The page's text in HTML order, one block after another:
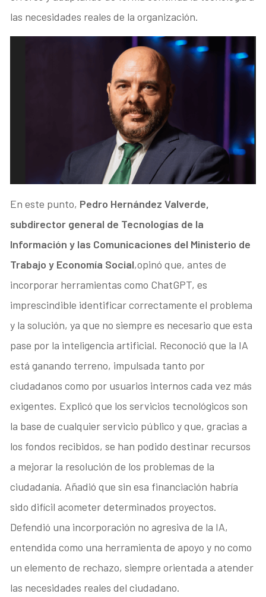
las necesidades reales de la organización.
En este punto, Pedro Hernández Valverde,
subdirector general de Tecnologías de la
Información y las Comunicaciones del Ministerio de
Trabajo y Economía Social,opinó que, antes de
incorporar herramientas como ChatGPT, es
imprescindible identificar correctamente el problema
y la solución, ya que no siempre es necesario que esta
pase por la inteligencia artificial. Reconoció que la IA
está ganando terreno, impulsada tanto por
ciudadanos como por usuarios internos cada vez más
exigentes. Explicó que los servicios tecnológicos son
la base de cualquier servicio público y que, gracias a
los fondos recibidos, se han podido destinar recursos
a mejorar la resolución de los problemas de la
ciudadanía. Añadió que sin esa financiación habría
sido difícil acometer determinados proyectos.
Defendió una incorporación no agresiva de la IA,
entendida como una herramienta de apoyo y no como
un elemento de rechazo, siempre orientada a atender
las necesidades reales del ciudadano.